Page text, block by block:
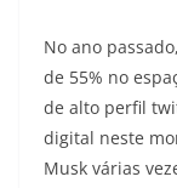
No ano
de 55% no
de alto perfil
digital neste
Musk várias